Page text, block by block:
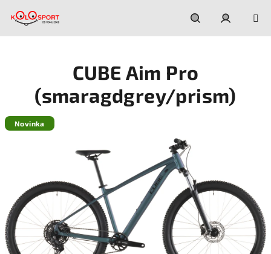
Hľadať
CUBE Aim Pro
(smaragdgrey/prism)
Novinka